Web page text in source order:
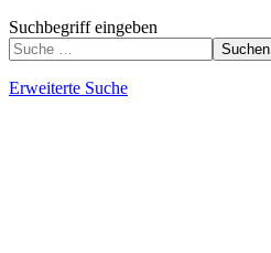
Suchbegriff eingeben
Suchen
Erweiterte Suche